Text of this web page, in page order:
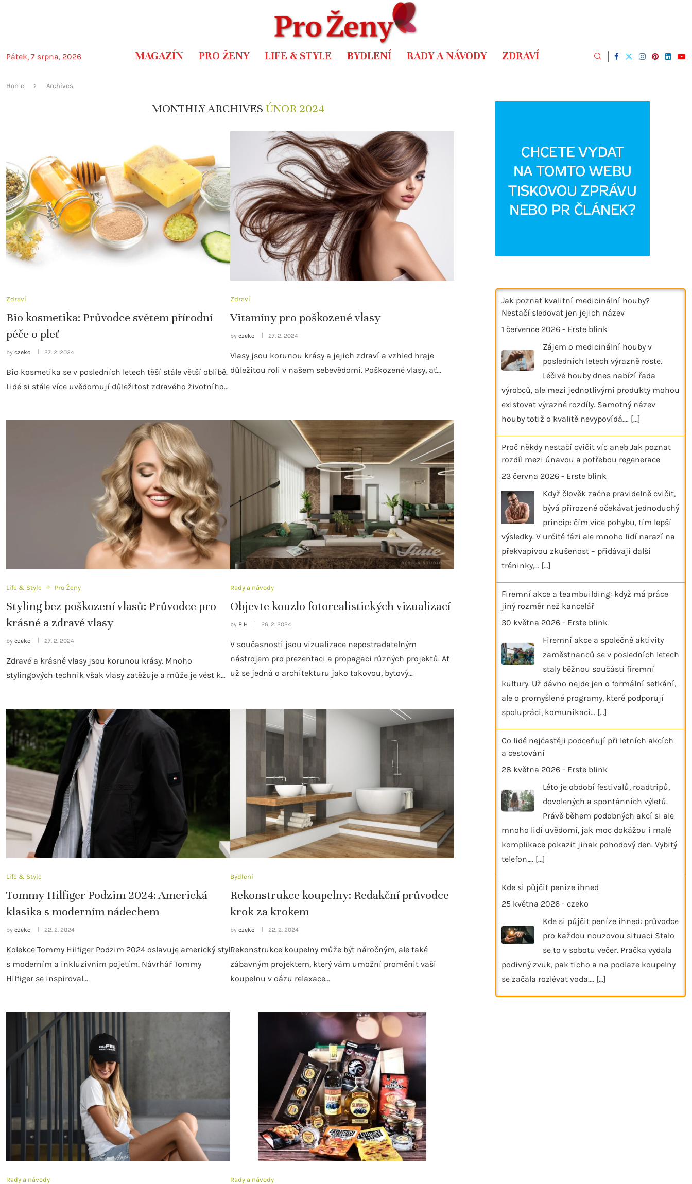
Pátek, 7 srpna, 2026 MAGAZÍN PRO ŽENY LIFE & STYLE BYDLENÍ RADY A NÁVODY ZDRAVÍ
Home Archives
MONTHLY ARCHIVES ÚNOR 2024
Zdraví
Bio kosmetika: Průvodce světem přírodní
péče o pleť
by czeko 27. 2. 2024
Bio kosmetika se v posledních letech těší stále větší oblibě.
Lidé si stále více uvědomují důležitost zdravého životního…
Zdraví
Vitamíny pro poškozené vlasy
by czeko 27. 2. 2024
Vlasy jsou korunou krásy a jejich zdraví a vzhled hraje
důležitou roli v našem sebevědomí. Poškozené vlasy, ať…
Life & Style Pro Ženy
Styling bez poškození vlasů: Průvodce pro
krásné a zdravé vlasy
by czeko 27. 2. 2024
Zdravé a krásné vlasy jsou korunou krásy. Mnoho
stylingových technik však vlasy zatěžuje a může je vést k…
Rady a návody
Objevte kouzlo fotorealistických vizualizací
by P H 26. 2. 2024
V současnosti jsou vizualizace nepostradatelným
nástrojem pro prezentaci a propagaci různých projektů. Ať
už se jedná o architekturu jako takovou, bytový…
Life & Style
Tommy Hilfiger Podzim 2024: Americká
klasika s moderním nádechem
by czeko 22. 2. 2024
Kolekce Tommy Hilfiger Podzim 2024 oslavuje americký styl
s moderním a inkluzivním pojetím. Návrhář Tommy
Hilfiger se inspiroval…
Bydlení
Rekonstrukce koupelny: Redakční průvodce
krok za krokem
by czeko 22. 2. 2024
Rekonstrukce koupelny může být náročným, ale také
zábavným projektem, který vám umožní proměnit vaši
koupelnu v oázu relaxace…
Rady a návody Rady a návody
Jak poznat kvalitní medicinální houby?
Nestačí sledovat jen jejich název
1 července 2026 - Erste blink
Zájem o medicinální houby v
posledních letech výrazně roste.
Léčivé houby dnes nabízí řada
výrobců, ale mezi jednotlivými produkty mohou
existovat výrazné rozdíly. Samotný název
houby totiž o kvalitě nevypovídá.… [...]
Proč někdy nestačí cvičit víc aneb Jak poznat
rozdíl mezi únavou a potřebou regenerace
23 června 2026 - Erste blink
Když člověk začne pravidelně cvičit,
bývá přirozené očekávat jednoduchý
princip: čím více pohybu, tím lepší
výsledky. V určité fázi ale mnoho lidí narazí na
překvapivou zkušenost – přidávají další
tréninky,… [...]
Firemní akce a teambuilding: když má práce
jiný rozměr než kancelář
30 května 2026 - Erste blink
Firemní akce a společné aktivity
zaměstnanců se v posledních letech
staly běžnou součástí firemní
kultury. Už dávno nejde jen o formální setkání,
ale o promyšlené programy, které podporují
spolupráci, komunikaci… [...]
Co lidé nejčastěji podceňují při letních akcích
a cestování
28 května 2026 - Erste blink
Léto je období festivalů, roadtripů,
dovolených a spontánních výletů.
Právě během podobných akcí si ale
mnoho lidí uvědomí, jak moc dokážou i malé
komplikace pokazit jinak pohodový den. Vybitý
telefon,… [...]
Kde si půjčit peníze ihned
25 května 2026 - czeko
Kde si půjčit peníze ihned: průvodce
pro každou nouzovou situaci Stalo
se to v sobotu večer. Pračka vydala
podivný zvuk, pak ticho a na podlaze koupelny
se začala rozlévat voda.… [...]